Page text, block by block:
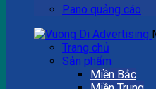
Pano quảng cáo
Trang chủ
Sản phẩm
Miền Bắc